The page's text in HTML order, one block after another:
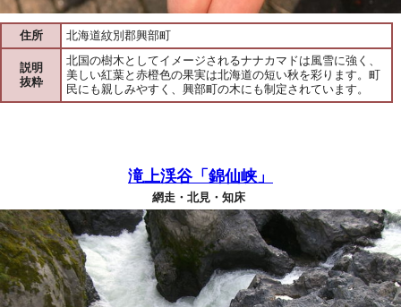
住所 北海道紋別郡興部町
説明
抜粋
北国の樹木としてイメージされるナナカマドは風雪に強く、
美しい紅葉と赤橙色の果実は北海道の短い秋を彩ります。町
民にも親しみやすく、興部町の木にも制定されています。
滝上渓谷「錦仙峡」
網走・北見・知床